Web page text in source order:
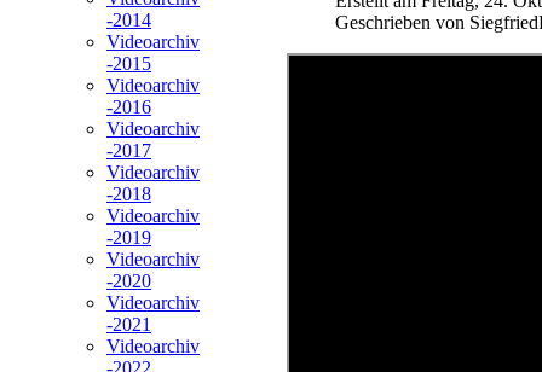
-2014
Videoarchiv
-2015
Videoarchiv
-2016
Videoarchiv
-2017
Videoarchiv
-2018
Videoarchiv
-2019
Videoarchiv
-2020
Videoarchiv
-2021
Videoarchiv
-2022
Geschrieben von